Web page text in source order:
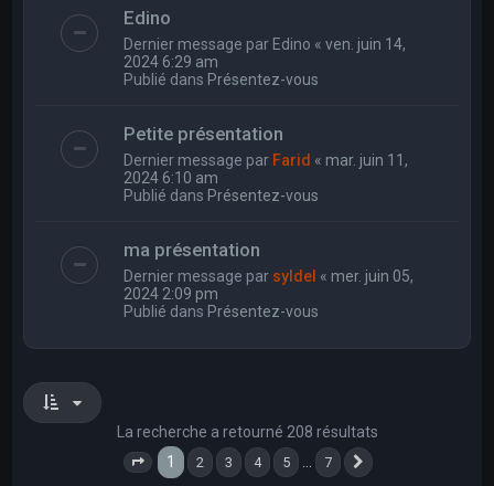
Edino
Dernier message par Edino «ven. juin 14,
2024 6:29 am
Publié dans Présentez-vous
Petite présentation
Dernier message par Farid « mar. juin 11,
2024 6:10 am
Publié dans Présentez-vous
ma présentation
Dernier message par syldel « mer. juin 05,
2024 2:09 pm
Publié dans Présentez-vous
La recherche a retourné 208 résultats
Page 1 sur
1 2 3 4 5 7